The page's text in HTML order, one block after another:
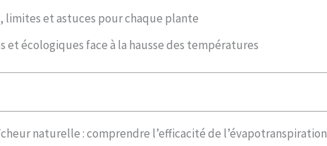
limites et astuces pour chaque plante
et écologiques face à la hausse des températures
naturelle : comprendre l’efficacité de l’évapotranspiration